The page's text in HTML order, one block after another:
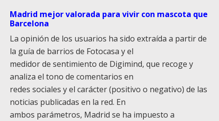
Madrid mejor valorada para vivir con mascota que
Barcelona
La opinión de los usuarios ha sido extraída a partir de
la guía de barrios de Fotocasa y el
medidor de sentimiento de Digimind, que recoge y
analiza el tono de comentarios en
redes sociales y el carácter (positivo o negativo) de las
noticias publicadas en la red. En
ambos parámetros, Madrid se ha impuesto a